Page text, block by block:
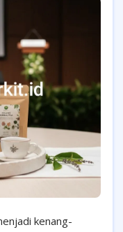
kenang-